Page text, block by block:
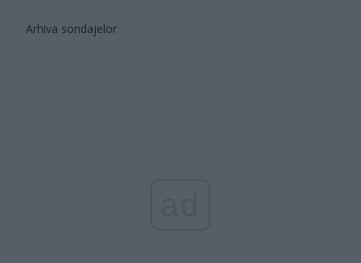
Arhiva sondajelor